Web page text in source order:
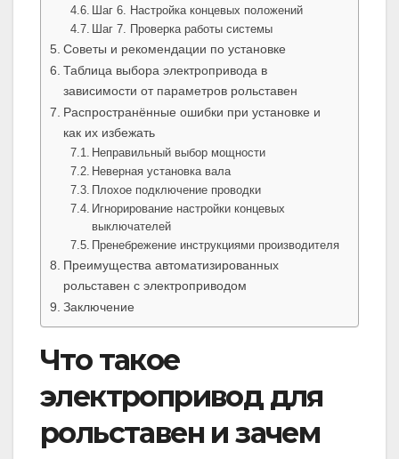
Шаг 6. Настройка концевых положений
Шаг 7. Проверка работы системы
Советы и рекомендации по установке
Таблица выбора электропривода в
зависимости от параметров рольставен
Распространённые ошибки при установке и
как их избежать
Неправильный выбор мощности
Неверная установка вала
Плохое подключение проводки
Игнорирование настройки концевых
выключателей
Пренебрежение инструкциями производителя
Преимущества автоматизированных
рольставен с электроприводом
Заключение
Что такое
электропривод для
рольставен и зачем